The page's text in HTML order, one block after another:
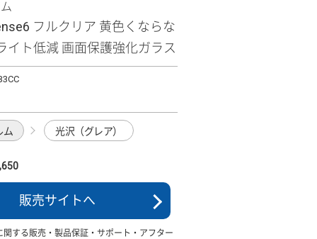
フルクリア 黄色くならな
イト低減 画面保護強化ガラス
ム 光沢（グレア）
販売サイトへ
関する販売・製品保証・サポート・アフター